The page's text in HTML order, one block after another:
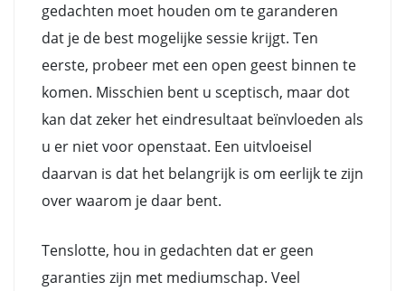
gedachten moet houden om te garanderen
dat je de best mogelijke sessie krijgt. Ten
eerste, probeer met een open geest binnen te
komen. Misschien bent u sceptisch, maar dot
kan dat zeker het eindresultaat beïnvloeden als
u er niet voor openstaat. Een uitvloeisel
daarvan is dat het belangrijk is om eerlijk te zijn
over waarom je daar bent.
Tenslotte, hou in gedachten dat er geen
garanties zijn met mediumschap. Veel